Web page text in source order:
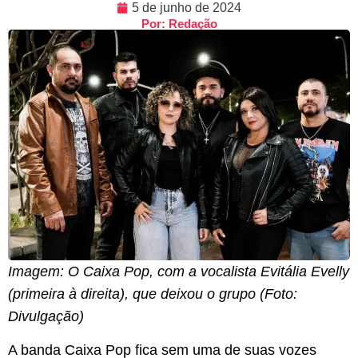
5 de junho de 2024
Por: Redação
Imagem: O Caixa Pop, com a vocalista Evitália Evelly
(primeira à direita), que deixou o grupo (Foto:
Divulgação)
A banda Caixa Pop fica sem uma de suas vozes